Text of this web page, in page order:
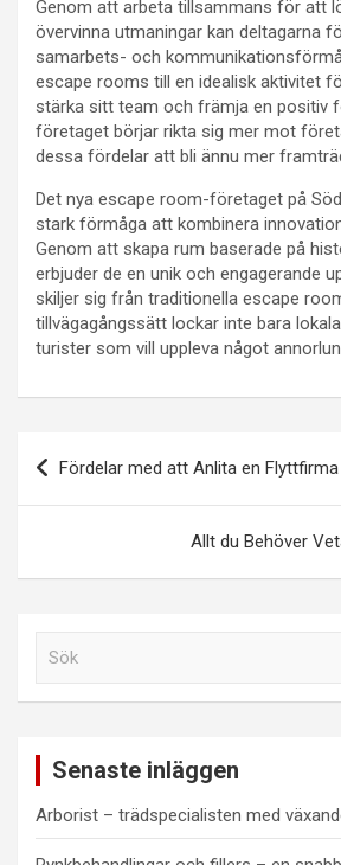
Genom att arbeta tillsammans för att
övervinna utmaningar kan deltagarna
samarbets- och
escape rooms till en idealisk aktivitet
stärka sitt team och främja en positiv
företaget börjar rikta sig mer mot
dessa fördelar att bli ännu mer
Det nya escape room-företaget på
stark förmåga att kombinera
Genom att skapa rum baserade på
erbjuder de en unik och engagerande
skiljer sig från traditionella escape
tillvägagångssätt lockar inte bara
turister som vill uppleva något
Inläggsnavigering
Fördelar med att Anlita en Flyttfirma
Allt du Behöver
Senaste inläggen
Arborist – trädspecialisten med